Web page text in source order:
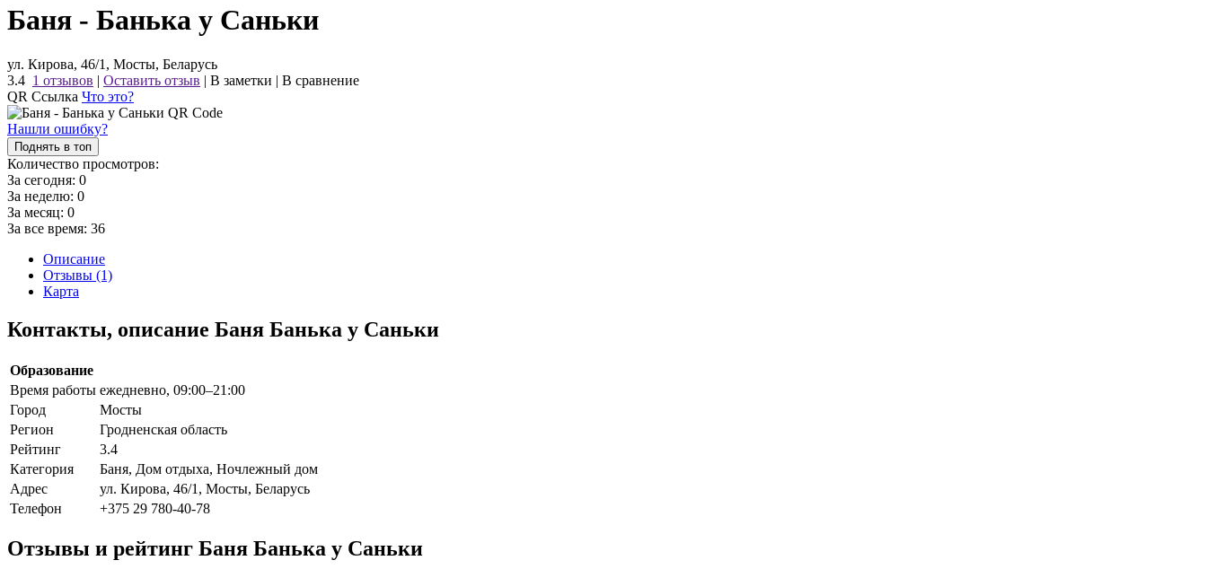
Баня - Банька у Саньки
ул. Кирова, 46/1, Мосты, Беларусь
3.4 1 отзывов | Оставить отзыв | В заметки | В сравнение
QR Ссылка Что это?
Нашли ошибку?
Поднять в топ
Количество просмотров:
За сегодня: 0
За неделю: 0
За месяц: 0
За все время: 36
Описание
Отзывы (1)
Карта
Контакты, описание Баня Банька у Саньки
Образование
Время работы ежедневно, 09:00–21:00
Город
Мосты
Регион
Гродненская область
Рейтинг
3.4
Категория
Баня, Дом отдыха, Ночлежный дом
Адрес
ул. Кирова, 46/1, Мосты, Беларусь
Телефон
+375 29 780-40-78
Отзывы и рейтинг Баня Банька у Саньки